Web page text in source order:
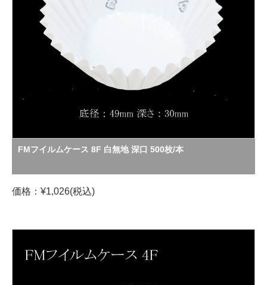
FMフイルムケース 8F 白無地 深口 500枚/本
価格：¥1,026(税込)